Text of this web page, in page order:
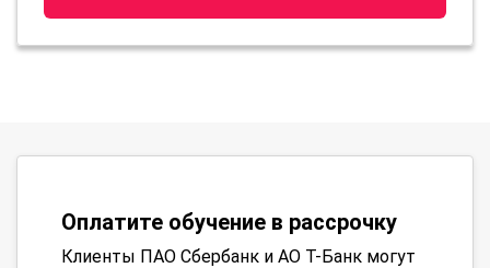
Оплатите обучение в рассрочку
Клиенты ПАО Сбербанк и АО Т-Банк могут